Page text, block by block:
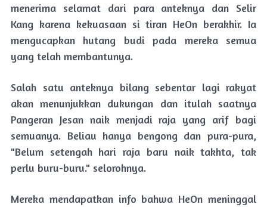
menerima selamat dari para anteknya dan Selir
Kang karena kekuasaan si tiran HeOn berakhir. Ia
mengucapkan hutang budi pada mereka semua
yang telah membantunya.
Salah satu anteknya bilang sebentar lagi rakyat
akan menunjukkan dukungan dan itulah saatnya
Pangeran Jesan naik menjadi raja yang arif bagi
semuanya. Beliau hanya bengong dan pura-pura,
"Belum setengah hari raja baru naik takhta, tak
perlu buru-buru." selorohnya.
Mereka mendapatkan info bahwa HeOn meninggal